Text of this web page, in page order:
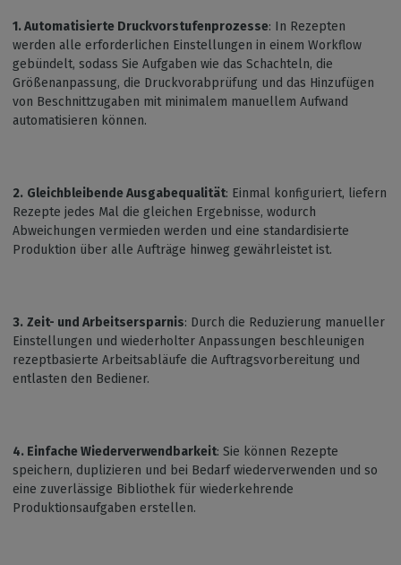
1. Automatisierte Druckvorstufenprozesse: In Rezepten
werden alle erforderlichen Einstellungen in einem Workflow
gebündelt, sodass Sie Aufgaben wie das Schachteln, die
Größenanpassung, die Druckvorabprüfung und das Hinzufügen
von Beschnittzugaben mit minimalem manuellem Aufwand
automatisieren können.
2. Gleichbleibende Ausgabequalität: Einmal konfiguriert, liefern
Rezepte jedes Mal die gleichen Ergebnisse, wodurch
Abweichungen vermieden werden und eine standardisierte
Produktion über alle Aufträge hinweg gewährleistet ist.
3. Zeit- und Arbeitsersparnis: Durch die Reduzierung manueller
Einstellungen und wiederholter Anpassungen beschleunigen
rezeptbasierte Arbeitsabläufe die Auftragsvorbereitung und
entlasten den Bediener.
4. Einfache Wiederverwendbarkeit: Sie können Rezepte
speichern, duplizieren und bei Bedarf wiederverwenden und so
eine zuverlässige Bibliothek für wiederkehrende
Produktionsaufgaben erstellen.